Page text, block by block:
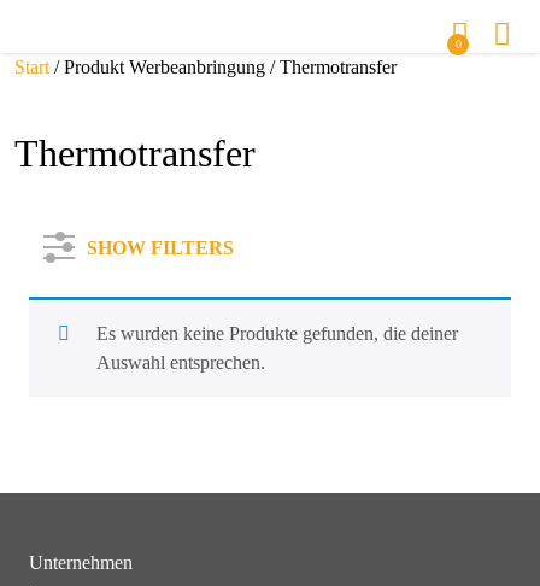
0
Start / Produkt Werbeanbringung / Thermotransfer
Thermotransfer
SHOW FILTERS
Es wurden keine Produkte gefunden, die deiner
Auswahl entsprechen.
Unternehmen